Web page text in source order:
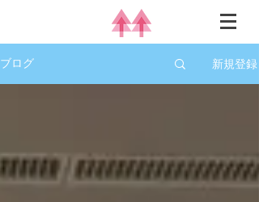
ブログ 新規登録